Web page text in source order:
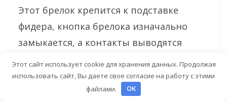
Этот брелок крепится к подставке
фидера, кнопка брелока изначально
замыкается, а контакты выводятся
наружу в виде двух пластинок. Далее, на
леску фидера между катушкой и первым
кольцом крепится фрагмент пластика в
Этот сайт использует cookie для хранения данных. Продолжая
использовать сайт, Вы даете свое согласие на работу с этими
файлами.
OK